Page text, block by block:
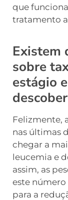
que
tratamento
Existem
sobre
estágio
Felizmente,
nas últimas
chegar a
leucemia e
assim, as
este número
para a